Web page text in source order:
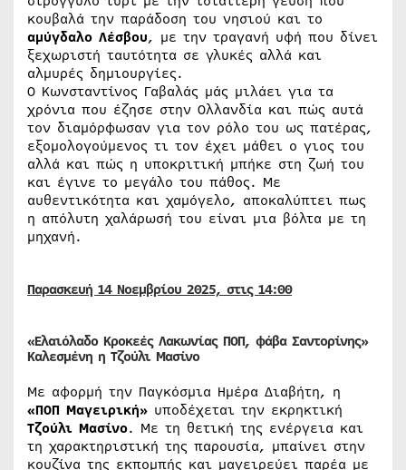
κουβαλά την παράδοση του νησιού και το
αμύγδαλο Λέσβου, με την τραγανή υφή που δίνει
ξεχωριστή ταυτότητα σε γλυκές αλλά και
αλμυρές δημιουργίες.
Ο Κωνσταντίνος Γαβαλάς μάς μιλάει για τα
χρόνια που έζησε στην Ολλανδία και πώς αυτά
τον διαμόρφωσαν για τον ρόλο του ως πατέρας,
εξομολογούμενος τι τον έχει μάθει ο γιος του
αλλά και πώς η υποκριτική μπήκε στη ζωή του
και έγινε το μεγάλο του πάθος. Με
αυθεντικότητα και χαμόγελο, αποκαλύπτει πως
η απόλυτη χαλάρωσή του είναι μια βόλτα με τη
μηχανή.
Παρασκευή 14 Νοεμβρίου 2025, στις 14:00
«Ελαιόλαδο Κροκεές Λακωνίας ΠΟΠ, φάβα Σαντορίνης»
Καλεσμένη η Τζούλι Μασίνο
Με αφορμή την Παγκόσμια Ημέρα Διαβήτη, η
«ΠΟΠ Μαγειρική» υποδέχεται την εκρηκτική
Τζούλι Μασίνο. Με τη θετική της ενέργεια και
τη χαρακτηριστική της παρουσία, μπαίνει στην
κουζίνα της εκπομπής και μαγειρεύει παρέα με